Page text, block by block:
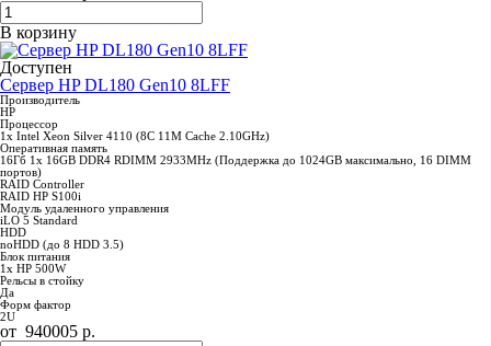
В корзину
Доступен
Сервер HP DL180 Gen10 8LFF
Производитель
HP
Процессор
1x Intel Xeon Silver 4110 (8C 11M Cache 2.10GHz)
Оперативная память
16Гб 1x 16GB DDR4 RDIMM 2933MHz (Поддержка до 1024GB максимально, 16 DIMM
портов)
RAID Controller
RAID HP S100i
Модуль удаленного управления
iLO 5 Standard
HDD
noHDD (до 8 HDD 3.5)
Блок питания
1x HP 500W
Рельсы в стойку
Да
Форм фактор
2U
от 940005 р.